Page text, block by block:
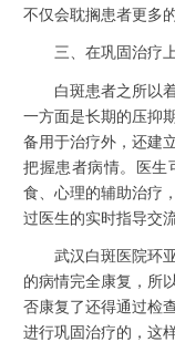
不仅会耽搁患者更多
三、在巩固治疗上
白斑患者之所以着
一方面是长期的压抑
备用于治疗外，还建
把握患者病情。医生
食、心理的辅助治疗
过医生的实时指导交
武汉白斑医院环亚
的病情完全康复，所
否康复了还得通过检
进行巩固治疗的，这